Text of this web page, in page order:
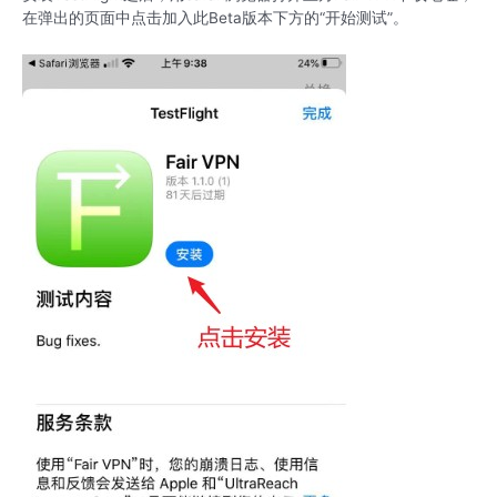
在弹出的页面中点击加入此Beta版本下方的“开始测试”。